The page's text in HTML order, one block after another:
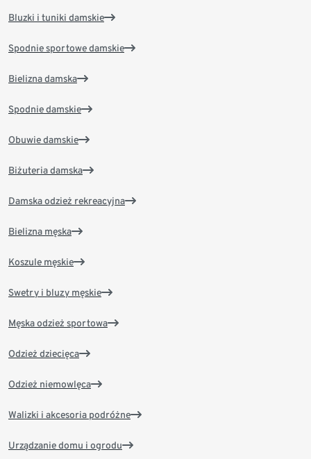
Bluzki i tuniki damskie
Spodnie sportowe damskie
Bielizna damska
Spodnie damskie
Obuwie damskie
Biżuteria damska
Damska odzież rekreacyjna
Bielizna męska
Koszule męskie
Swetry i bluzy męskie
Męska odzież sportowa
Odzież dziecięca
Odzież niemowlęca
Walizki i akcesoria podróżne
Urządzanie domu i ogrodu